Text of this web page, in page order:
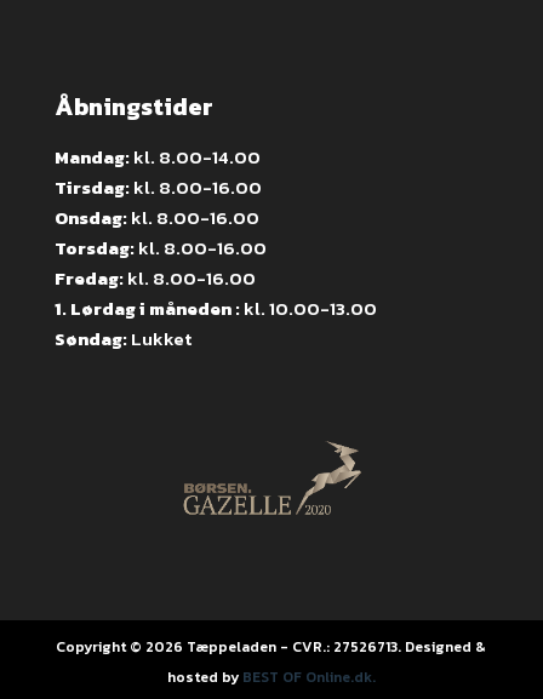
Åbningstider
Mandag:kl. 8.00-14.00
Tirsdag:kl. 8.00-16.00
Onsdag:kl. 8.00-16.00
Torsdag:kl. 8.00-16.00
Fredag:kl. 8.00-16.00
1. Lørdag i måneden :kl. 10.00-13.00
Søndag:Lukket
Copyright © 2026 Tæppeladen - CVR.: 27526713. Designed &
hosted by BEST OF Online.dk.